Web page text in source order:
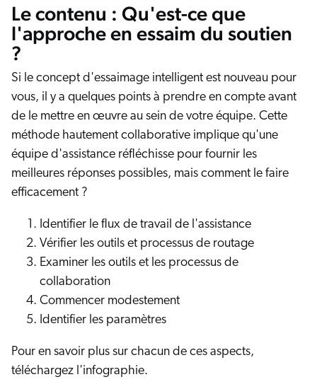
Zendesk
toutes les intégrations
Le contenu : Qu'est-ce que
l'approche en essaim du soutien
?
Si le concept d'essaimage intelligent est nouveau pour
vous, il y a quelques points à prendre en compte avant
de le mettre en œuvre au sein de votre équipe. Cette
méthode hautement collaborative implique qu'une
équipe d'assistance réfléchisse pour fournir les
meilleures réponses possibles, mais comment le faire
efficacement ?
Identifier le flux de travail de l'assistance
Vérifier les outils et processus de routage
Examiner les outils et les processus de
collaboration
Commencer modestement
Identifier les paramètres
Pour en savoir plus sur chacun de ces aspects,
téléchargez l'infographie.